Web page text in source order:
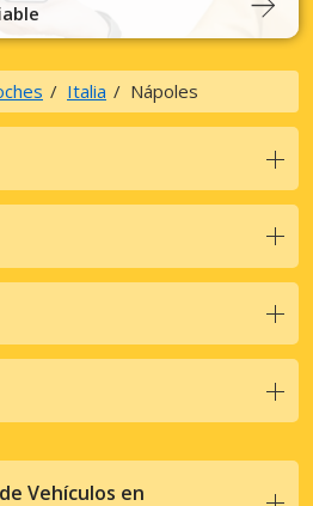
Italia Nápoles
Vehículos en